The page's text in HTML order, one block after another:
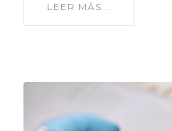
LEER MÁS...